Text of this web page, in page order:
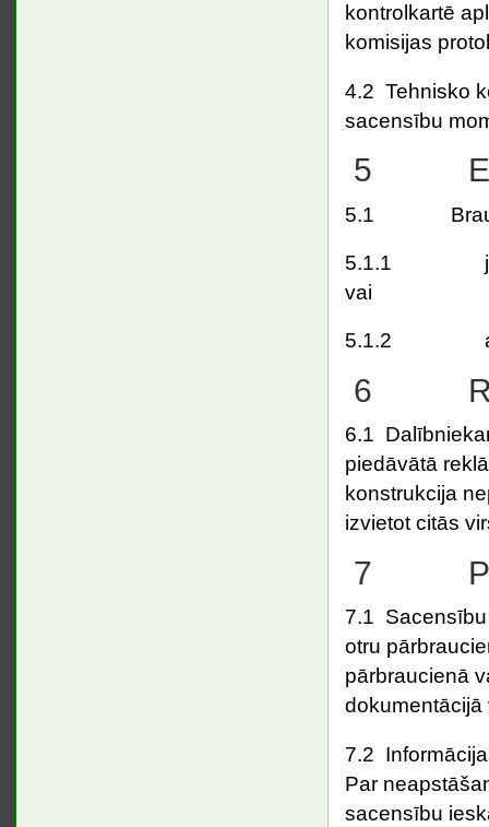
kontrolkartē
komisijas
4.2 Tehnisko
sacensību
5
5.1
5.1.1 ja
vai
5.1.2
6
6.1
piedāvātā
konstrukcija
izvietot citās
7
7.1 Sacensību
otru
pārbraucienā
7.2
Par
sacensību